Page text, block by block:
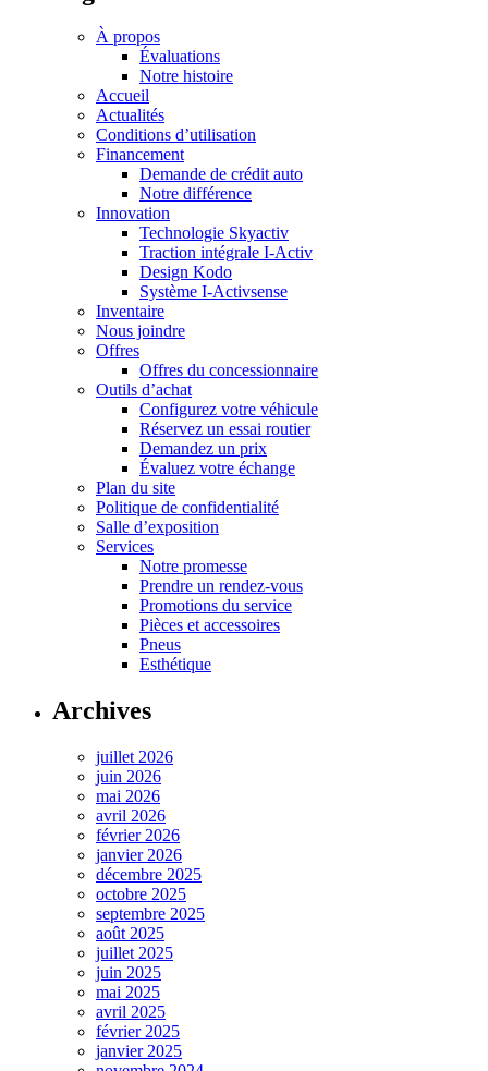
À propos
Évaluations
Notre histoire
Accueil
Actualités
Conditions d’utilisation
Financement
Demande de crédit auto
Notre différence
Innovation
Technologie Skyactiv
Traction intégrale I-Activ
Design Kodo
Système I-Activsense
Inventaire
Nous joindre
Offres
Offres du concessionnaire
Outils d’achat
Configurez votre véhicule
Réservez un essai routier
Demandez un prix
Évaluez votre échange
Plan du site
Politique de confidentialité
Salle d’exposition
Services
Notre promesse
Prendre un rendez-vous
Promotions du service
Pièces et accessoires
Pneus
Esthétique
Archives
juillet 2026
juin 2026
mai 2026
avril 2026
février 2026
janvier 2026
décembre 2025
octobre 2025
septembre 2025
août 2025
juillet 2025
juin 2025
mai 2025
avril 2025
février 2025
janvier 2025